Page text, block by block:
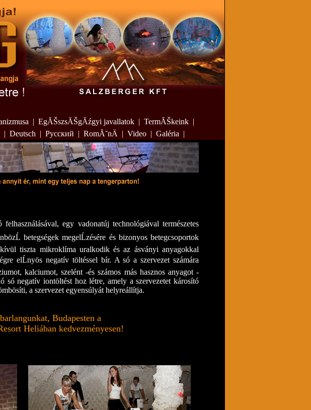
| EgĂŠszsĂŠgĂźgyi javallatok | TermĂŠkeink |
| Deutsch | Русский | RomĂ˘nÄ | Video | Galéria |
egy vadonatúj technológiával természetes
betegségek megelĹzésére és bizonyos betegcsoportok
tiszta mikroklíma uralkodik és az ásványi anyagokkal
elĹnyös negatív töltéssel bír. A só a szervezet számára
kalciumot, szelént -és számos más hasznos anyagot -
só negatív iontöltést hoz létre, amely a szervezetet károsító
a szervezet egyensúlyát helyreállítja.
Budapesten a
Heliában kedvezményesen!